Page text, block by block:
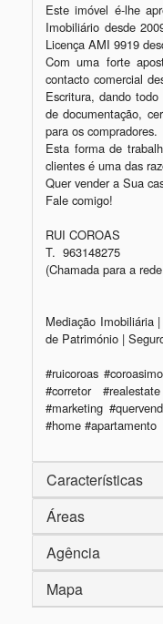
Este imóvel é-lhe
Imobiliário desde
Licença AMI 9919
Com uma forte
contacto comercial
Escritura, dando
de documentação,
para os compradores.
Esta forma de
clientes é uma das
Quer vender a Sua
Fale comigo!
RUI COROAS
T.  963148275
(Chamada para a
Mediação Imobiliária
de Património |
#ruicoroas
#corretor
#marketing
#home #apartamento
Características
Áreas
Agência
Mapa